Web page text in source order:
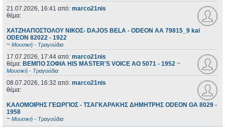
21.07.2026, 16:41 από: marco21nis
θέμα:
ΧΑΤΖΗΑΠΟΣΤΟΛΟΥ ΝΙΚΟΣ- DAJOS BELA - ODEON AA 79815_9 kai
ODEON 82022 - 1922
~ Μουσική - Τραγούδια
17.07.2026, 17:44 από: marco21nis
θέμα: ΒΕΜΠΟ ΣΟΦΙΑ HIS MASTER'S VOICE AO 5071 - 1952 ~
Μουσική - Τραγούδια
08.07.2026, 16:32 από: marco21nis
θέμα:
ΚΑΛΟΜΟΙΡΗΣ ΓΕΩΡΓΙΟΣ - ΤΣΑΓΚΑΡΑΚΗΣ ΔΗΜΗΤΡΗΣ ODEON GA 8029 -
1958
~ Μουσική - Τραγούδια